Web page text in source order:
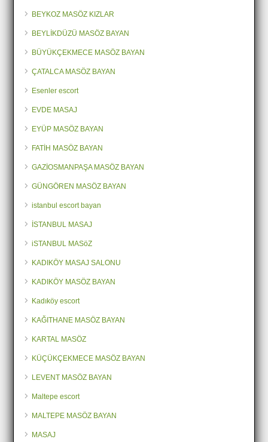
BEYKOZ MASÖZ KIZLAR
BEYLİKDÜZÜ MASÖZ BAYAN
BÜYÜKÇEKMECE MASÖZ BAYAN
ÇATALCA MASÖZ BAYAN
Esenler escort
EVDE MASAJ
EYÜP MASÖZ BAYAN
FATİH MASÖZ BAYAN
GAZİOSMANPAŞA MASÖZ BAYAN
GÜNGÖREN MASÖZ BAYAN
istanbul escort bayan
İSTANBUL MASAJ
iSTANBUL MASöZ
KADIKÖY MASAJ SALONU
KADIKÖY MASÖZ BAYAN
Kadıköy escort
KAĞITHANE MASÖZ BAYAN
KARTAL MASÖZ
KÜÇÜKÇEKMECE MASÖZ BAYAN
LEVENT MASÖZ BAYAN
Maltepe escort
MALTEPE MASÖZ BAYAN
MASAJ